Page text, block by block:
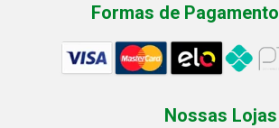
Formas de Pagamento
Nossas Lojas